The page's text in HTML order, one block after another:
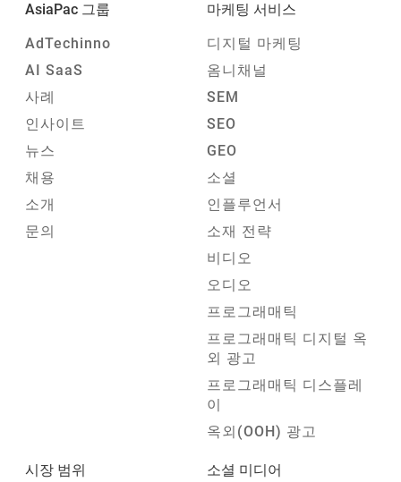
소셜 미디어
AsiaPac 그룹
AdTechinno
AI SaaS
사례
인사이트
뉴스
채용
소개
문의
마케팅 서비스
디지털 마케팅
옴니채널
SEM
SEO
GEO
소셜
인플루언서
소재 전략
비디오
오디오
프로그래매틱
프로그래매틱 디지털 옥
외 광고
프로그래매틱 디스플레
이
옥외(OOH) 광고
시장 범위